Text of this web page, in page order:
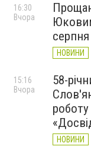
серпня
НОВИНИ
16:30
Вчора
58-
НОВИНИ
15:16
Вчора